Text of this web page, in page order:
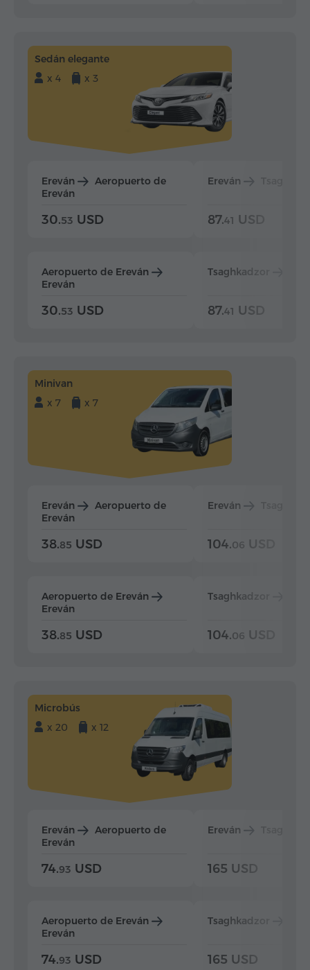
Sedán elegante
x 4
x 3
Ereván
Aeropuerto de
Ereván
30.53 USD
Aeropuerto de Ereván
Ereván
30.53 USD
Ereván
87.41 USD
Tsaghkadzor
87.41 USD
Minivan
x 7
x 7
Ereván
Aeropuerto de
Ereván
38.85 USD
Aeropuerto de Ereván
Ereván
38.85 USD
Ereván
104.06 USD
Tsaghkadzor
104.06 USD
Microbús
x 20
x 12
Ereván
Aeropuerto de
Ereván
74.93 USD
Aeropuerto de Ereván
Ereván
74.93 USD
Ereván
165 USD
Tsaghkadzor
165 USD